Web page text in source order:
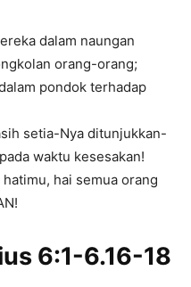
dalam naungan
orang-orang;
pondok terhadap
setia-Nya ditunjukkan-
waktu kesesakan!
hai semua orang
6:1-6.16-18